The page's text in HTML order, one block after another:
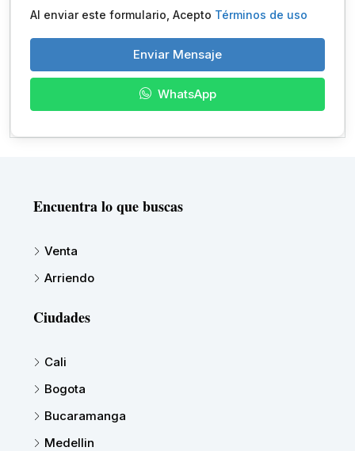
Al enviar este formulario, Acepto Términos de uso
Enviar Mensaje
WhatsApp
Encuentra lo que buscas
Venta
Arriendo
Ciudades
Cali
Bogota
Bucaramanga
Medellin